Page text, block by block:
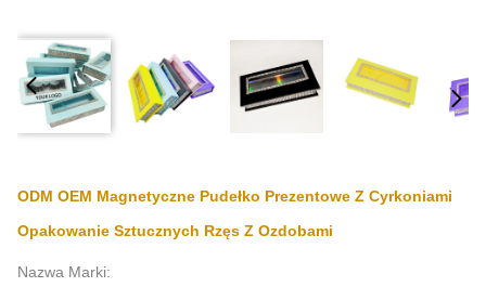
ODM OEM Magnetyczne Pudełko Prezentowe Z Cyrkoniami
Opakowanie Sztucznych Rzęs Z Ozdobami
Nazwa Marki: